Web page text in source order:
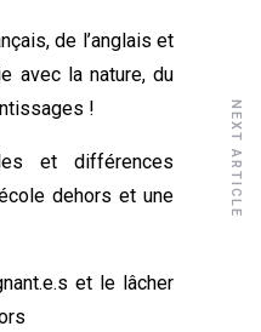
de l’anglais et
avec la nature, du
!
et différences
dehors et une
et le lâcher
NEXT ARTICLE